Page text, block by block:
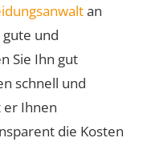
an
und
Sie Ihn gut
schnell und
er Ihnen
die Kosten